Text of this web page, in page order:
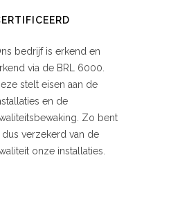
bedrijf is erkend en
via de BRL 6000.
stelt eisen aan de
en de
Zo bent
dus verzekerd van de
onze installaties.